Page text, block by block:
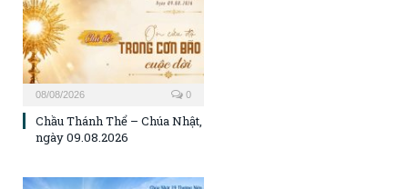
08/08/2026 0
Chầu Thánh Thể – Chúa Nhật,
ngày 09.08.2026